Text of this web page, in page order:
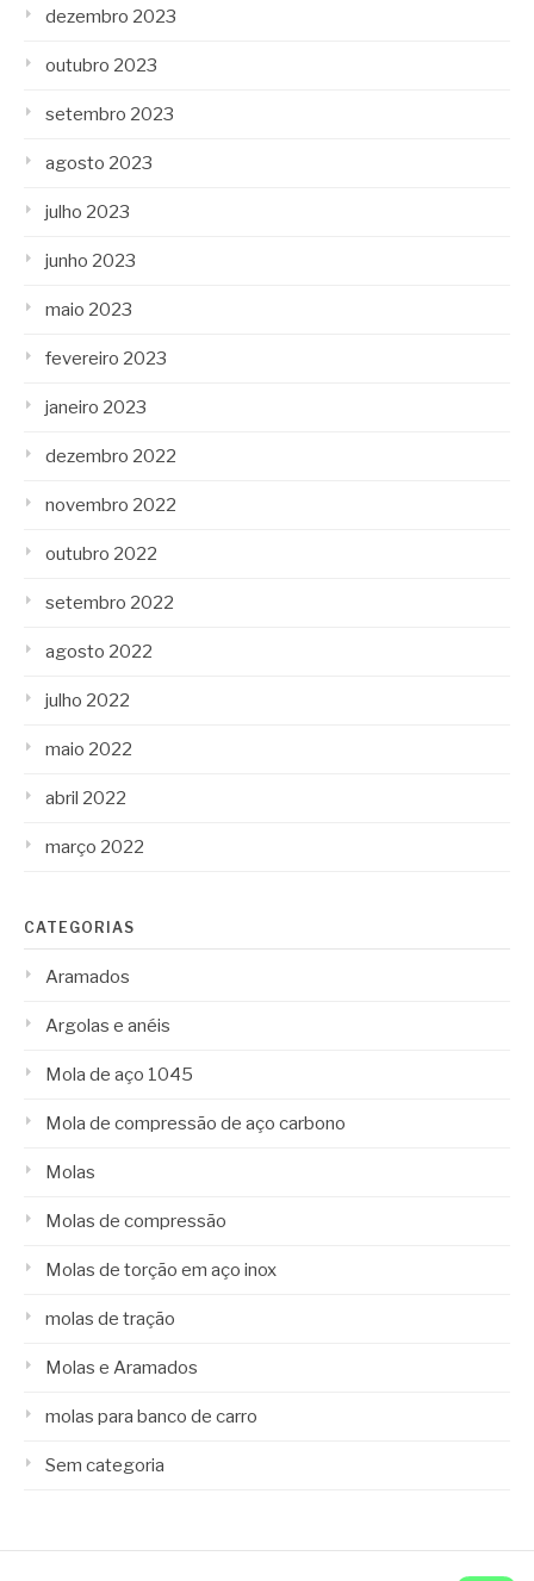
dezembro 2023
outubro 2023
setembro 2023
agosto 2023
julho 2023
junho 2023
maio 2023
fevereiro 2023
janeiro 2023
dezembro 2022
novembro 2022
outubro 2022
setembro 2022
agosto 2022
julho 2022
maio 2022
abril 2022
março 2022
CATEGORIAS
Aramados
Argolas e anéis
Mola de aço 1045
Mola de compressão de aço carbono
Molas
Molas de compressão
Molas de torção em aço inox
molas de tração
Molas e Aramados
molas para banco de carro
Sem categoria